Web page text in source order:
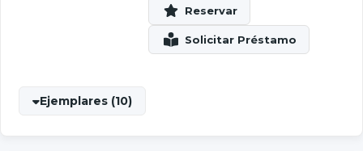
Ejemplares (10)